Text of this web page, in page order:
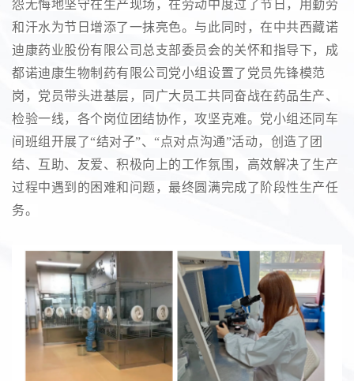
怨无悔地坚守在生产现场，在劳动中度过了节日，用勤劳
和汗水为节日增添了一抹亮色。与此同时，在中共西藏诺
迪康药业股份有限公司总支部委员会的关怀和指导下，成
都诺迪康生物制药有限公司党小组设置了党员先锋模范
岗，党员带头进基层，同广大员工共同奋战在药品生产、
检验一线，各个岗位团结协作，攻坚克难。党小组还同车
间班组开展了“结对子”、“点对点沟通”活动，创造了团
结、互助、友爱、积极向上的工作氛围，高效解决了生产
过程中遇到的困难和问题，最终圆满完成了阶段性生产任
务。